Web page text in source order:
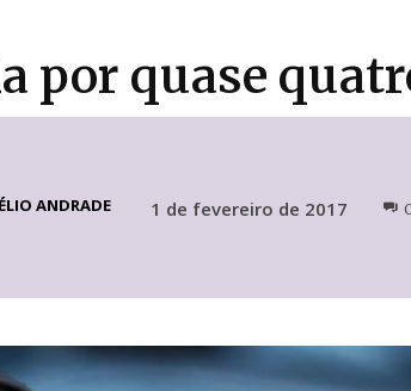
por quase
ANDRADE 1 de fevereiro de 2017